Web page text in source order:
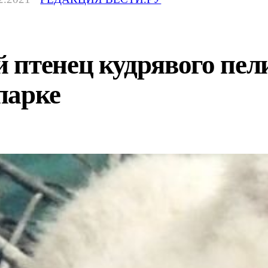
кудрявого